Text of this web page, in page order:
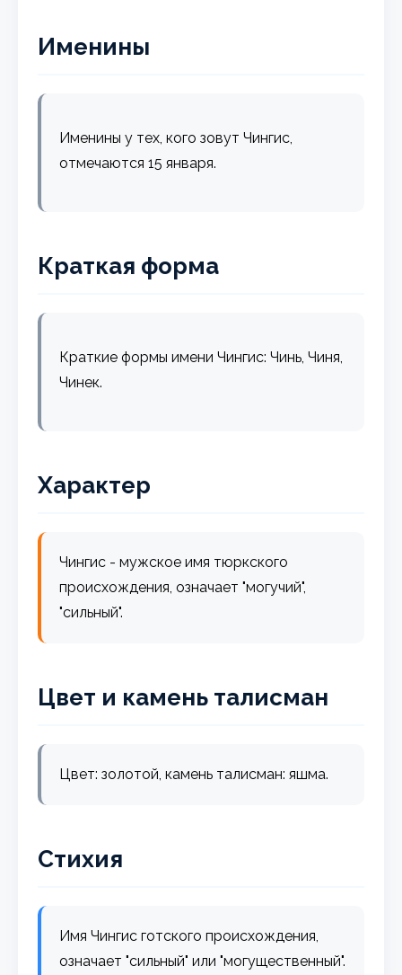
Именины
Именины у тех, кого зовут Чингис,
отмечаются 15 января.
Краткая форма
Краткие формы имени Чингис: Чинь, Чиня,
Чинек.
Характер
Чингис - мужское имя тюркского
происхождения, означает "могучий",
"сильный".
Цвет и камень талисман
Цвет: золотой, камень талисман: яшма.
Стихия
Имя Чингис готского происхождения,
означает "сильный" или "могущественный".